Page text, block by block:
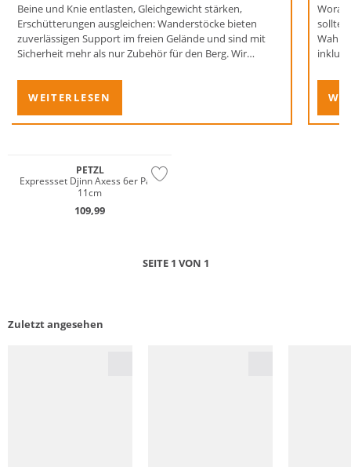
Beine und Knie entlasten, Gleichgewicht stärken,
Erschütterungen ausgleichen: Wanderstöcke bieten
zuverlässigen Support im freien Gelände und sind mit
Sicherheit mehr als nur Zubehör für den Berg. Wir
nächste Wanderung finden.
WEITERLESEN
Wahl
PETZL
Expressset Djinn Axess 6er Pack
11cm
109,99
SEITE 1 VON 1
Zuletzt angesehen